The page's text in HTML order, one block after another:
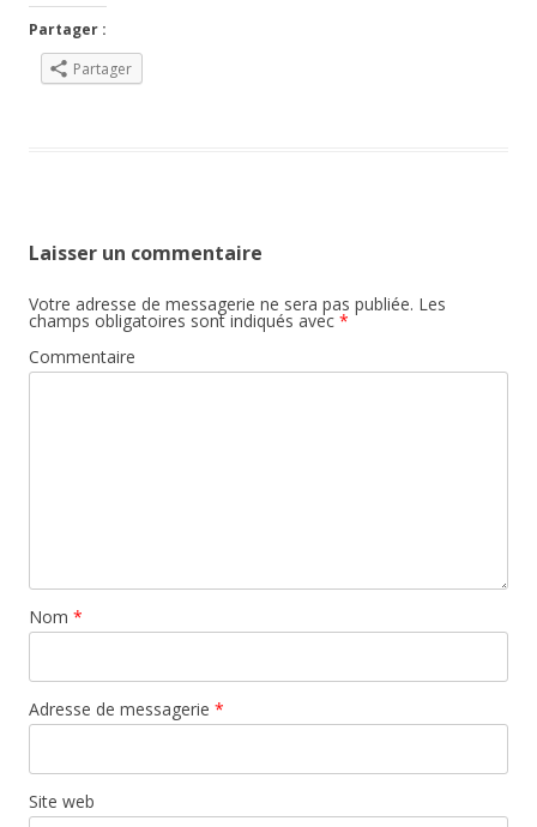
Partager :
Partager
Laisser un commentaire
Votre adresse de messagerie ne sera pas publiée. Les
champs obligatoires sont indiqués avec *
Commentaire
Nom *
Adresse de messagerie *
Site web